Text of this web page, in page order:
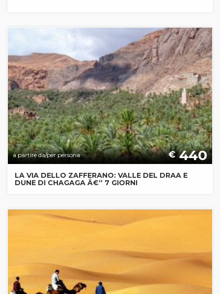
a partire da/per persona € 440
LA VIA DELLO ZAFFERANO: VALLE DEL DRAA E
DUNE DI CHAGAGA Â€“ 7 GIORNI